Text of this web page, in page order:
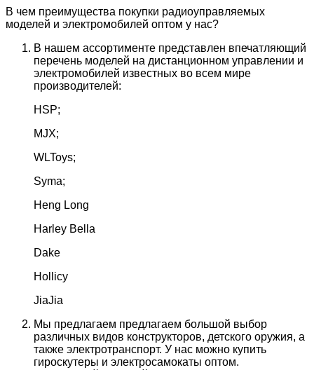
В чем преимущества покупки радиоуправляемых
моделей и электромобилей оптом у нас?
В нашем ассортименте представлен впечатляющий
перечень моделей на дистанционном управлении и
электромобилей известных во всем мире
производителей:
HSP;
MJX;
WLToys;
Syma;
Heng Long
Harley Bella
Dake
Hollicy
JiaJia
Мы предлагаем предлагаем большой выбор
различных видов конструкторов, детского оружия, а
также электротранспорт. У нас можно купить
гироскутеры и электросамокаты оптом.